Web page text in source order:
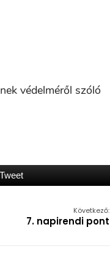
védelméről szóló
Tweet
Következő:
7. napirendi pont